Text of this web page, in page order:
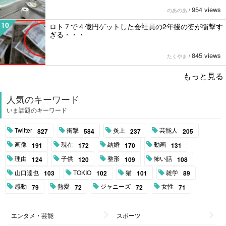
のあのあ / 954 views
10
ロト７で４億円ゲットした会社員の2年後の姿が衝撃す
ぎる・・・
たくやま / 845 views
もっと見る
人気のキーワード
いま話題のキーワード
Twitter 827 衝撃 584 炎上 237 芸能人 205
画像 191 現在 172 結婚 170 動画 131
理由 124 子供 120 整形 109 怖い話 108
山口達也 103 TOKIO 102 猫 101 雑学 89
感動 79 熱愛 72 ジャニーズ 72 女性 71
エンタメ・芸能 スポーツ